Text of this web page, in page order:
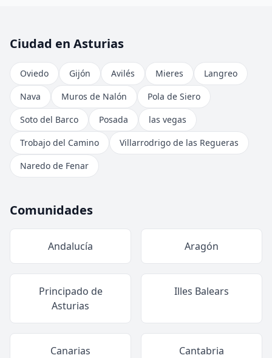
Ciudad en Asturias
Oviedo Gijón Avilés Mieres
Langreo
Nava
Muros de Nalón
Pola de Siero
Soto del Barco
Posada
las vegas
Trobajo del Camino
Villarrodrigo de las Regueras
Naredo de Fenar
Comunidades
Andalucía Aragón
Principado de
Asturias
Illes Balears
Canarias Cantabria